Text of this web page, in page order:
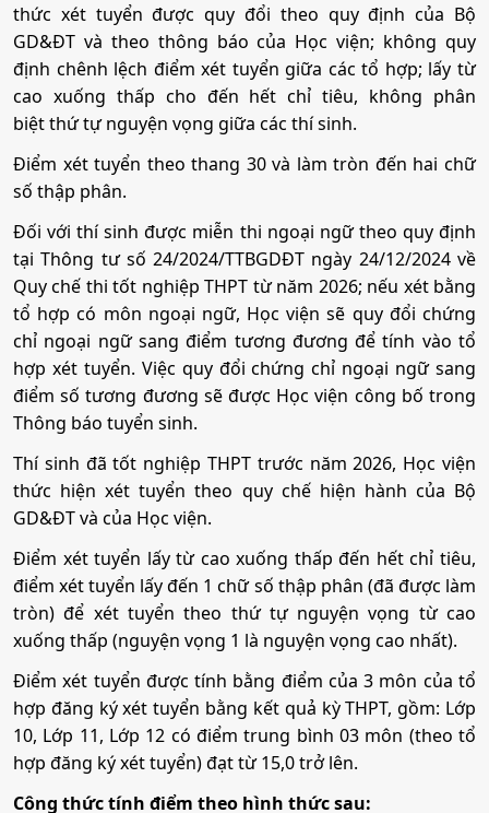
thức xét tuyển được quy đổi theo quy định của Bộ
GD&ĐT và theo thông báo của Học viện; không quy
định chênh lệch điểm xét tuyển giữa các tổ hợp; lấy từ
cao xuống thấp cho đến hết chỉ tiêu, không phân
biệt thứ tự nguyện vọng giữa các thí sinh.
Điểm xét tuyển theo thang 30 và làm tròn đến hai chữ
số thập phân.
Đối với thí sinh được miễn thi ngoại ngữ theo quy định
tại Thông tư số 24/2024/TTBGDĐT ngày 24/12/2024 về
Quy chế thi tốt nghiệp THPT từ năm 2026; nếu xét bằng
tổ hợp có môn ngoại ngữ, Học viện sẽ quy đổi chứng
chỉ ngoại ngữ sang điểm tương đương để tính vào tổ
hợp xét tuyển. Việc quy đổi chứng chỉ ngoại ngữ sang
điểm số tương đương sẽ được Học viện công bố trong
Thông báo tuyển sinh.
Thí sinh đã tốt nghiệp THPT trước năm 2026, Học viện
thức hiện xét tuyển theo quy chế hiện hành của Bộ
GD&ĐT và của Học viện.
Điểm xét tuyển lấy từ cao xuống thấp đến hết chỉ tiêu,
điểm xét tuyển lấy đến 1 chữ số thập phân (đã được làm
tròn) để xét tuyển theo thứ tự nguyện vọng từ cao
xuống thấp (nguyện vọng 1 là nguyện vọng cao nhất).
Điểm xét tuyển được tính bằng điểm của 3 môn của tổ
hợp đăng ký xét tuyển bằng kết quả kỳ THPT, gồm: Lớp
10, Lớp 11, Lớp 12 có điểm trung bình 03 môn (theo tổ
hợp đăng ký xét tuyển) đạt từ 15,0 trở lên.
Công thức tính điểm theo hình thức sau: